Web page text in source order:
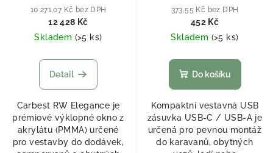
10 271,07 Kč bez DPH
12 428 Kč
Skladem (>5 ks)
Detail
Carbest RW Elegance je
prémiové výklopné okno z
akrylátu (PMMA) určené
pro vestavby do dodávek,
373,55 Kč bez DPH
452 Kč
Skladem (>5 ks)
Do košíku
Kompaktní vestavná USB
zásuvka USB-C / USB-A je
určená pro pevnou montáž
do karavanů, obytných